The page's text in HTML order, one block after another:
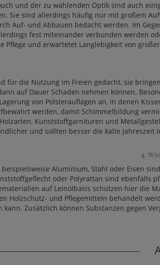
und der zu wählenden Optik sind auch
Sie sind allerdings häufig nur mit großem
Auf- und Abbauen bedacht werden. Im
fest miteinander verbunden werden
Pflege und erwartetet Langlebigkeit von
für die Nutzung im Freien gedacht, sie
auf Dauer Schaden nehmen können.
von Polsterauflagen an, in denen
werden, damit Schimmelbildung
Kunststoffgarnituren und
und sollten besser die kalte Jahreszeit
4.
Aluminium, Stahl oder Eisen
oder Polyrattan sind
auf Leinölbasis schützen hier die
Holzschutz- und Pflegemitteln behandelt
Zusätzlich können Substanzen gegen